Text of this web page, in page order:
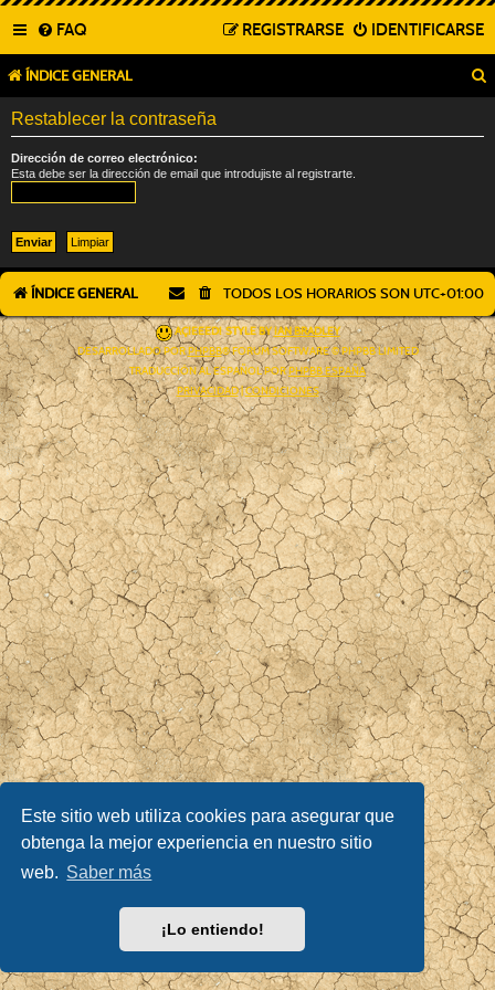
Este sitio web utiliza cookies para asegurar que
obtenga la mejor experiencia en nuestro sitio
web. Saber más
¡Lo entiendo!
FAQ IDENTIFICARSE
REGISTRARSE
ÍNDICE GENERAL
Restablecer la contraseña
Dirección de correo electrónico:
Esta debe ser la dirección de email que introdujiste al registrarte.
ÍNDICE GENERAL TODOS LOS HORARIOS SON UTC+01:00
AÇIEEED! STYLE BY IAN BRADLEY
DESARROLLADO PORPHPBB® FORUM SOFTWARE © PHPBB LIMITED
TRADUCCIÓN AL ESPAÑOL POR PHPBB ESPAÑA
PRIVACIDAD|CONDICIONES